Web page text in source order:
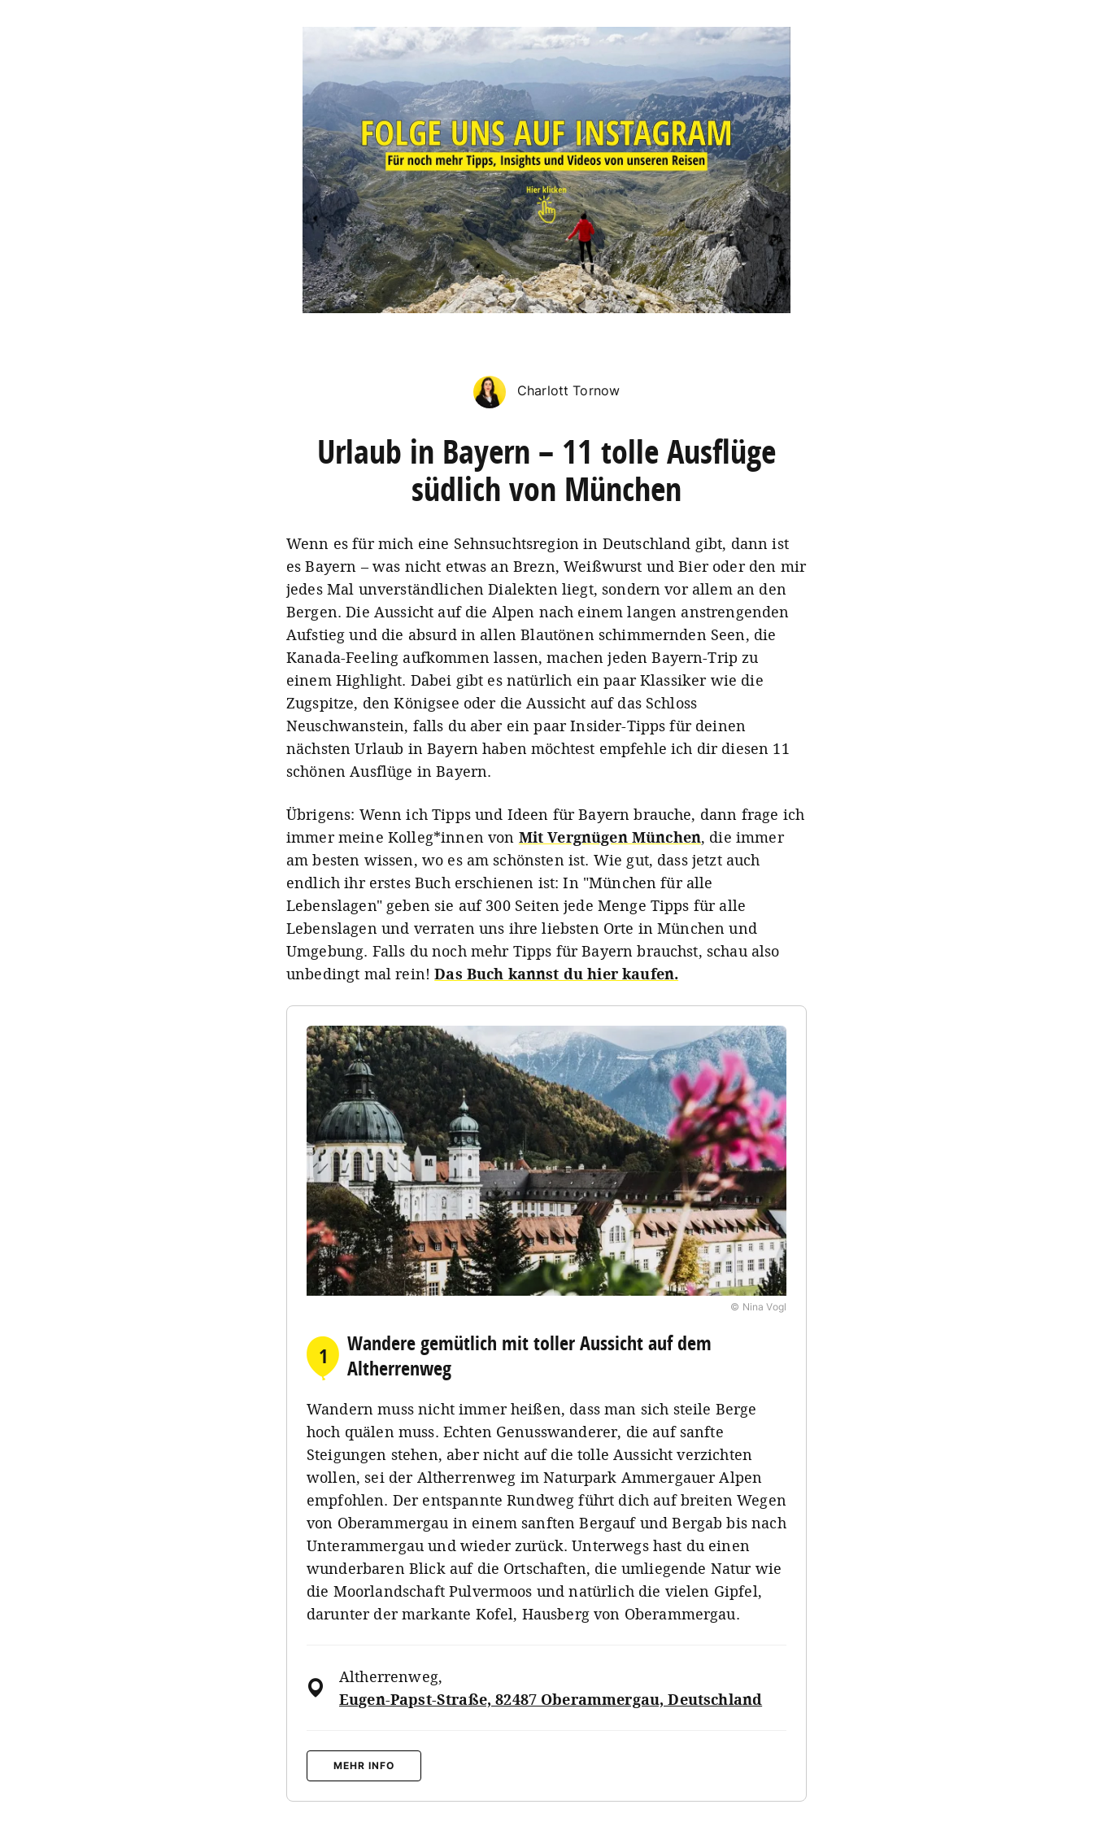
Charlott Tornow
Urlaub in Bayern – 11 tolle Ausflüge
südlich von München
Wenn es für mich eine Sehnsuchtsregion in Deutschland gibt, dann ist
es Bayern – was nicht etwas an Brezn, Weißwurst und Bier oder den mir
jedes Mal unverständlichen Dialekten liegt, sondern vor allem an den
Bergen. Die Aussicht auf die Alpen nach einem langen anstrengenden
Aufstieg und die absurd in allen Blautönen schimmernden Seen, die
Kanada-Feeling aufkommen lassen, machen jeden Bayern-Trip zu
einem Highlight. Dabei gibt es natürlich ein paar Klassiker wie die
Zugspitze, den Königsee oder die Aussicht auf das Schloss
Neuschwanstein, falls du aber ein paar Insider-Tipps für deinen
nächsten Urlaub in Bayern haben möchtest empfehle ich dir diesen 11
schönen Ausflüge in Bayern.
Übrigens: Wenn ich Tipps und Ideen für Bayern brauche, dann frage ich
immer meine Kolleg*innen von Mit Vergnügen München, die immer
am besten wissen, wo es am schönsten ist. Wie gut, dass jetzt auch
endlich ihr erstes Buch erschienen ist: In "München für alle
Lebenslagen" geben sie auf 300 Seiten jede Menge Tipps für alle
Lebenslagen und verraten uns ihre liebsten Orte in München und
Umgebung. Falls du noch mehr Tipps für Bayern brauchst, schau also
unbedingt mal rein!Das Buch kannst du hier kaufen.
© Nina Vogl
1
Wandere gemütlich mit toller Aussicht auf dem
Altherrenweg
Wandern muss nicht immer heißen, dass man sich steile Berge
hoch quälen muss. Echten Genusswanderer, die auf sanfte
Steigungen stehen, aber nicht auf die tolle Aussicht verzichten
wollen, sei der Altherrenweg im Naturpark Ammergauer Alpen
empfohlen. Der entspannte Rundweg führt dich auf breiten Wegen
von Oberammergau in einem sanften Bergauf und Bergab bis nach
Unterammergau und wieder zurück. Unterwegs hast du einen
wunderbaren Blick auf die Ortschaften, die umliegende Natur wie
die Moorlandschaft Pulvermoos und natürlich die vielen Gipfel,
darunter der markante Kofel, Hausberg von Oberammergau.
Altherrenweg,
Eugen-Papst-Straße, 82487 Oberammergau, Deutschland
MEHR INFO